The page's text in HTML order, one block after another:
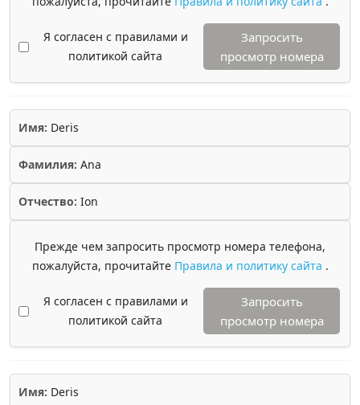
Я согласен с правилами и
политикой сайта
Запросить
просмотр номера
Имя: Deris
Фамилия: Ana
Отчество: Ion
Прежде чем запросить просмотр номера телефона,
пожалуйста, прочитайте Правила и политику сайта .
Я согласен с правилами и
политикой сайта
Запросить
просмотр номера
Имя: Deris